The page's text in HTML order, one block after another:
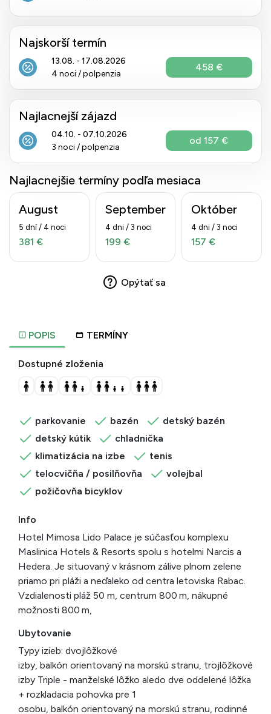
POPIS TERMÍNY
Dostupné zloženia
parkovanie bazén
detský bazén
detský kútik
chladnička
klimatizácia na izbe
tenis
telocvičňa / posilňovňa
volejbal
požičovňa bicyklov
Info
Hotel Mimosa Lido Palace je súčasťou komplexu
Maslinica Hotels & Resorts spolu s hotelmi Narcis a
Hedera. Je situovaný v krásnom zálive plnom zelene
priamo pri pláži a neďaleko od centra letoviska Rabac.
Vzdialenosti pláž 50 m, centrum 800 m, nákupné
možnosti 800 m,
Ubytovanie
Typy izieb: dvojlôžkové
izby, balkón orientovaný na morskú stranu, trojlôžkové
izby Triple - manželské lôžko aledo dve oddelené lôžka
+ rozkladacia pohovka pre 1
osobu, balkón orientovaný na morskú stranu, rodinné
Najskorší termín
13.08. - 17.08.2026
4 noci / polpenzia
458 €
Najlacnejší zájazd
04.10. - 07.10.2026
3 noci / polpenzia
od 157 €
Najlacnejšie termíny podľa mesiaca
August
5 dní / 4 noci
381 €
September
4 dni / 3 noci
199 €
Október
4 dni / 3 noci
157 €
Opýtať sa